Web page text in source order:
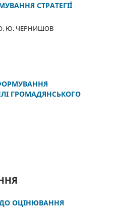
СТРАТЕГІЇ
Ю. ЧЕРНИШОВ
ГРОМАДЯНСЬКОГО
ОЦІНЮВАННЯ